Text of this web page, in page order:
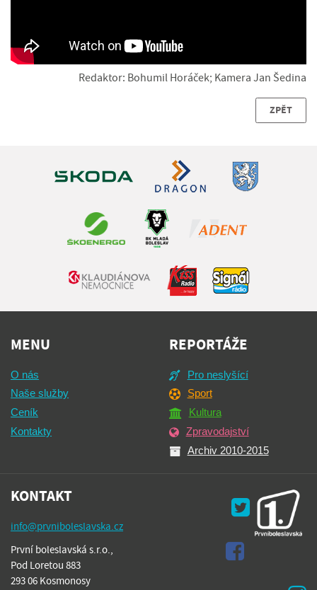
Redaktor: Bohumil Horáček; Kamera Jan Šedina
ZPĚT
MENU
O nás
Naše služby
Ceník
Kontakty
REPORTÁŽE
Pro neslyšící
Sport
Kultura
Zpravodajství
Archiv 2010-2015
KONTAKT
info@prvniboleslavska.cz
První boleslavská s.r.o.,
Pod Loretou 883
293 06 Kosmonosy